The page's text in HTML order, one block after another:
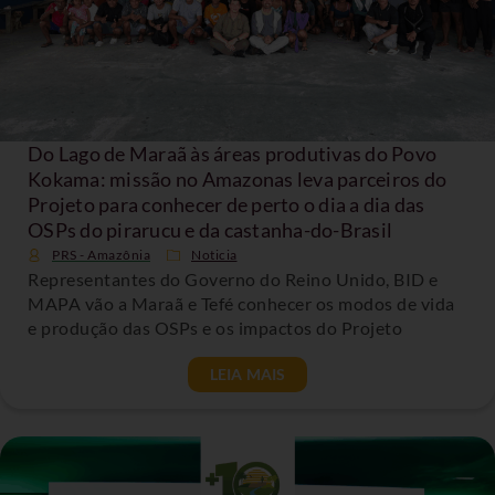
Do Lago de Maraã às áreas produtivas do Povo
Kokama: missão no Amazonas leva parceiros do
Projeto para conhecer de perto o dia a dia das
OSPs do pirarucu e da castanha-do-Brasil
PRS - Amazônia Noticia
Representantes do Governo do Reino Unido, BID e
MAPA vão a Maraã e Tefé conhecer os modos de vida
e produção das OSPs e os impactos do Projeto
LEIA MAIS